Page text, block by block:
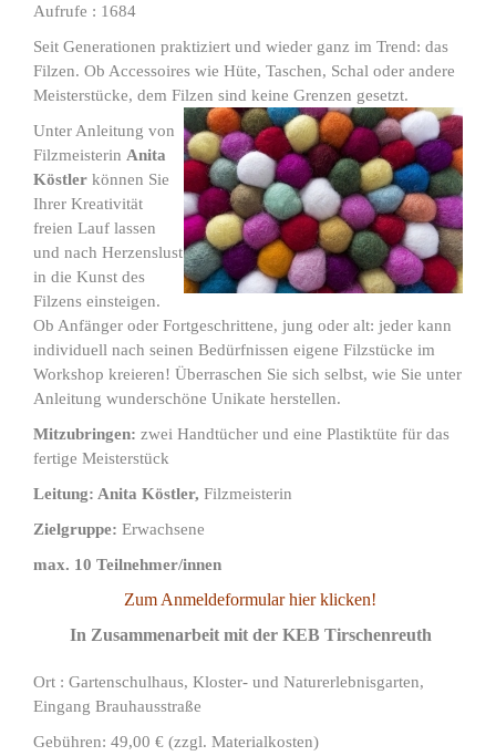
Aufrufe : 1684
Seit Generationen praktiziert und wieder ganz im Trend: das
Filzen. Ob Accessoires wie Hüte, Taschen, Schal oder andere
Meisterstücke, dem Filzen sind keine Grenzen gesetzt.
Unter Anleitung von
Filzmeisterin Anita
Köstler können Sie
Ihrer Kreativität
freien Lauf lassen
und nach Herzenslust
in die Kunst des
Filzens einsteigen.
Ob Anfänger oder Fortgeschrittene, jung oder alt: jeder kann
individuell nach seinen Bedürfnissen eigene Filzstücke im
Workshop kreieren! Überraschen Sie sich selbst, wie Sie unter
Anleitung wunderschöne Unikate herstellen.
Mitzubringen: zwei Handtücher und eine Plastiktüte für das
fertige Meisterstück
Leitung: Anita Köstler, Filzmeisterin
Zielgruppe: Erwachsene
max. 10 Teilnehmer/innen
Zum Anmeldeformular hier klicken!
In Zusammenarbeit mit der KEB Tirschenreuth
Ort : Gartenschulhaus, Kloster- und Naturerlebnisgarten,
Eingang Brauhausstraße
Gebühren: 49,00 € (zzgl. Materialkosten)